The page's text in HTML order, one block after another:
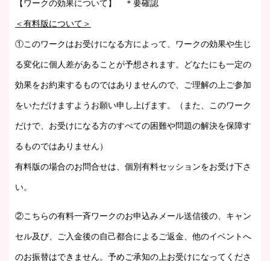
【ワークの効果について】 ＊要確認
＜有料版について＞
①このワークはお受けになる方によって、ワークの効果や生じ
る変化に個人差があることが予想されます。どなたにも一定の
効果をお約束するものではありませんので、ご理解の上ご参加
をいただけますようお願い申し上げます。（また、このワーク
だけで、お受けになる方のすべての困難や問題の解決を保障す
るものではありません）
有料版の場合のお問合せは、個別有料セッションをお受け下さ
い。
②こちらの有料一斉ワークのお申込みメール送信後の、キャン
セル及び、ご入金後の自己都合によるご返金、他のイベントへ
のお振替はできません。予めご承知の上お受けになってくださ